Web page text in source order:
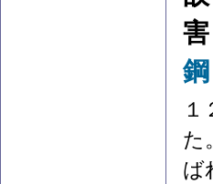
た
ば